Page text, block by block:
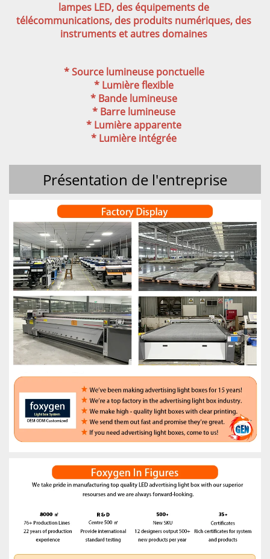
lampes LED, des équipements de
télécommunications, des produits numériques, des
instruments et autres domaines
* Source lumineuse ponctuelle
* Lumière flexible
* Bande lumineuse
* Barre lumineuse
* Lumière apparente
* Lumière intégrée
Présentation de l'entreprise